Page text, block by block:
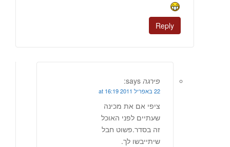
Reply
פירגה says:
22 באפריל 2011 at 16:19
ציפי אם את מכינה
שעתיים לפני האוכל
זה בסדר.פשוט חבל
שיתייבשו לך.